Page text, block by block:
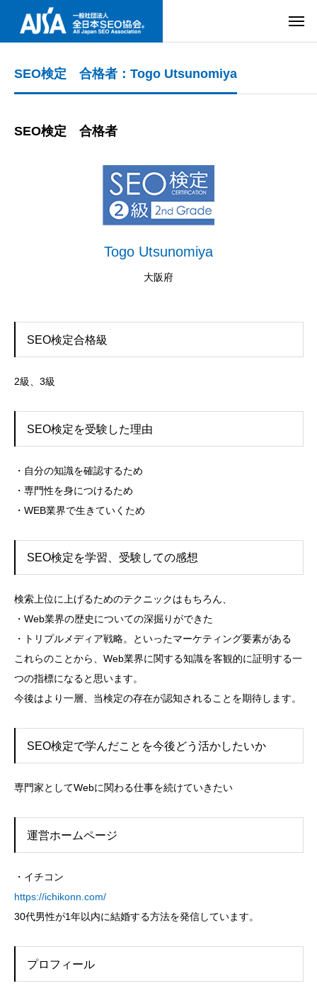
SEO検定 合格者：Togo Utsunomiya
SEO検定 合格者
Togo Utsunomiya
大阪府
SEO検定合格級
2級、3級
SEO検定を受験した理由
・自分の知識を確認するため
・専門性を身につけるため
・WEB業界で生きていくため
SEO検定を学習、受験しての感想
検索上位に上げるためのテクニックはもちろん、
・Web業界の歴史についての深掘りができた
・トリプルメディア戦略。といったマーケティング要素がある
これらのことから、Web業界に関する知識を客観的に証明する一
つの指標になると思います。
今後はより一層、当検定の存在が認知されることを期待します。
SEO検定で学んだことを今後どう活かしたいか
専門家としてWebに関わる仕事を続けていきたい
運営ホームページ
・イチコン
https://ichikonn.com/
30代男性が1年以内に結婚する方法を発信しています。
プロフィール